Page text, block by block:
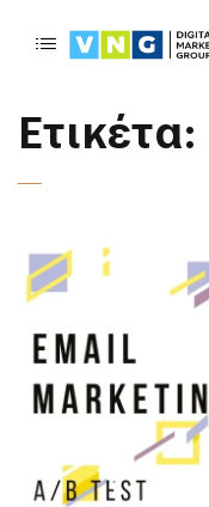
Ετικέτα: